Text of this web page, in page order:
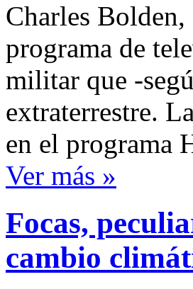
Charles
programa de
militar que -
extraterrestre.
en el programa
Ver más »
Focas,
cambio